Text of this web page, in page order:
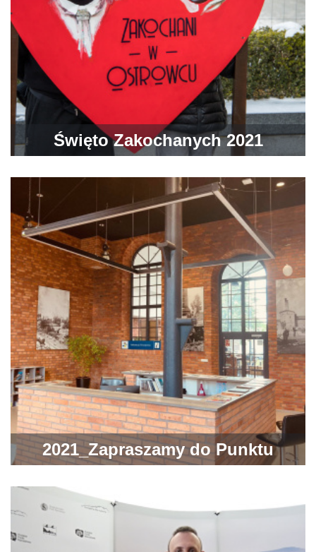
Święto Zakochanych 2021
2021_Zapraszamy do Punktu
Informacji Turystycznej w Ostrowcu
Świętokrzyskim w Ostrowiecki
Browar Kultury!